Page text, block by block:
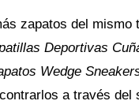
zapatos del mismo
Deportivas
Wedge
a través del